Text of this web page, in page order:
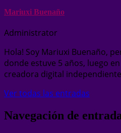
Mariuxi Buenaño
Administrator
Hola! Soy Mariuxi Buenaño,
donde estuve 5 años, luego
creadora digital
Ver todas las entradas
Navegación de